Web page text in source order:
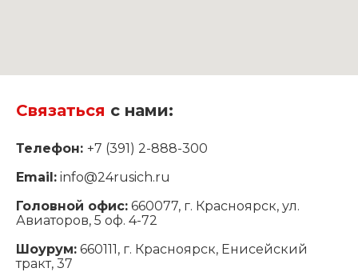
Связаться с нами:
Телефон: +7 (391) 2-888-300
Email: info@24rusich.ru
Головной офис: 660077, г. Красноярск, ул.
Авиаторов, 5 оф. 4-72
Шоурум: 660111, г. Красноярск, Енисейский
тракт, 37